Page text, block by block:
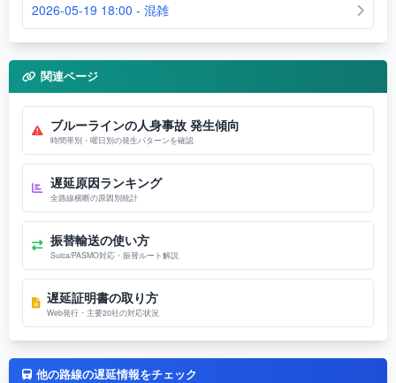
2026-05-19 18:00 - 混雑
関連ページ
ブルーラインの人身事故 発生傾向
時間帯別・曜日別の発生パターンを確認
遅延原因ランキング
全路線横断の原因別統計
振替輸送の使い方
Suica/PASMO対応・振替ルート解説
遅延証明書の取り方
Web発行・主要20社の対応状況
他の路線の遅延情報をチェック